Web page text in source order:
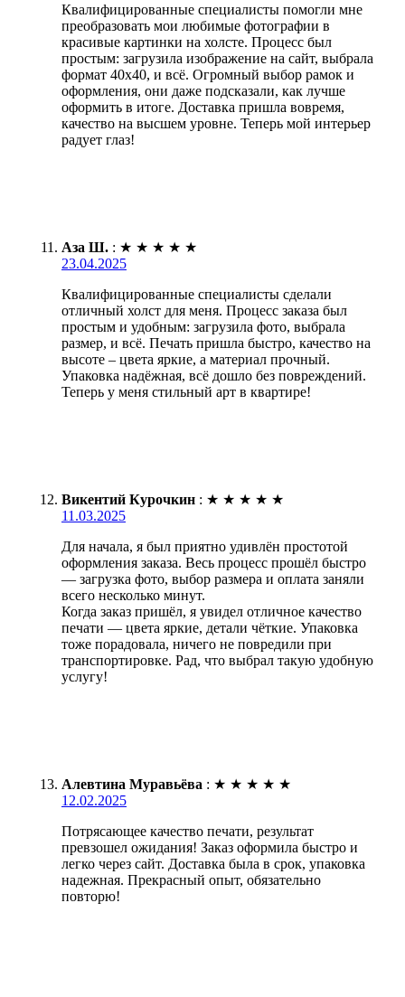
Квалифицированные специалисты помогли мне
преобразовать мои любимые фотографии в
красивые картинки на холсте. Процесс был
простым: загрузила изображение на сайт, выбрала
формат 40х40, и всё. Огромный выбор рамок и
оформления, они даже подсказали, как лучше
оформить в итоге. Доставка пришла вовремя,
качество на высшем уровне. Теперь мой интерьер
радует глаз!
Аза Ш. : ★ ★ ★ ★ ★
23.04.2025
Квалифицированные специалисты сделали
отличный холст для меня. Процесс заказа был
простым и удобным: загрузила фото, выбрала
размер, и всё. Печать пришла быстро, качество на
высоте – цвета яркие, а материал прочный.
Упаковка надёжная, всё дошло без повреждений.
Теперь у меня стильный арт в квартире!
Викентий Курочкин : ★ ★ ★ ★ ★
11.03.2025
Для начала, я был приятно удивлён простотой
оформления заказа. Весь процесс прошёл быстро
— загрузка фото, выбор размера и оплата заняли
всего несколько минут.
Когда заказ пришёл, я увидел отличное качество
печати — цвета яркие, детали чёткие. Упаковка
тоже порадовала, ничего не повредили при
транспортировке. Рад, что выбрал такую удобную
услугу!
Алевтина Муравьёва : ★ ★ ★ ★ ★
12.02.2025
Потрясающее качество печати, результат
превзошел ожидания! Заказ оформила быстро и
легко через сайт. Доставка была в срок, упаковка
надежная. Прекрасный опыт, обязательно
повторю!